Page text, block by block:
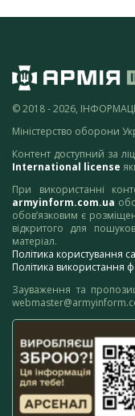
© 2018 - 2026,
Міністерство оборони
Контент доступний за
International license
При використанні
armyinform.com.ua
обов’язковим є
відкритого для
матеріал.
Політика користування
Політика використання
Зауваження та